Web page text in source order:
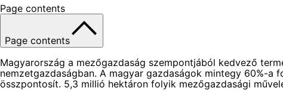
Page contents
Page contents
Magyarország a mezőgazdaság szempontjából kedvező
nemzetgazdaságban. A magyar gazdaságok mintegy 60%-
összpontosít. 5,3 millió hektáron folyik mezőgazdasági